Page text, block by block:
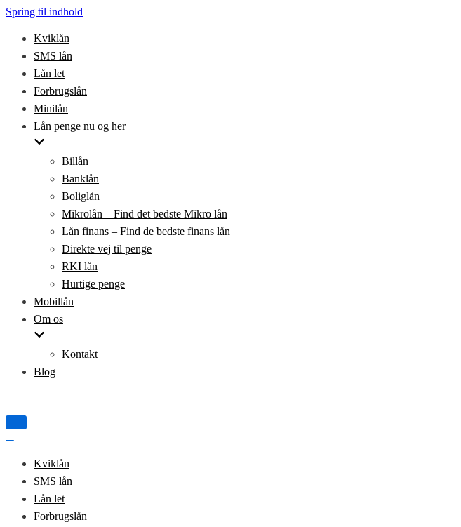
Spring til indhold
Kviklån
SMS lån
Lån let
Forbrugslån
Minilån
Lån penge nu og her
Billån
Banklån
Boliglån
Mikrolån – Find det bedste Mikro lån
Lån finans – Find de bedste finans lån
Direkte vej til penge
RKI lån
Hurtige penge
Mobillån
Om os
Kontakt
Blog
Tænd/sluk
navigationKviklån
SMS lån
Lån let
Forbrugslån